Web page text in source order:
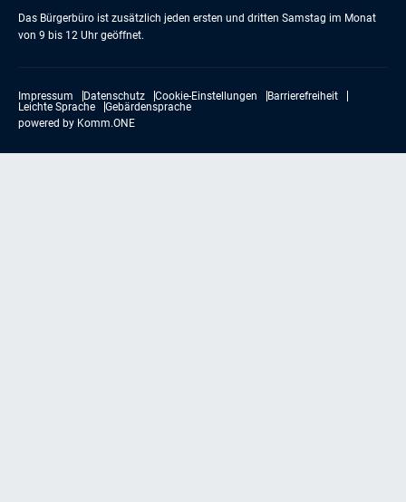
Das Bürgerbüro ist zusätzlich jeden ersten und dritten Samstag im Monat
von 9 bis 12 Uhr geöffnet.
Impressum Datenschutz Cookie-Einstellungen
Barrierefreiheit
Leichte Sprache
Gebärdensprache
powered by Komm.ONE